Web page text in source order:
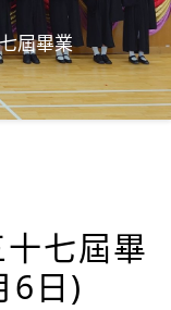
屆畢業
七屆畢
6日)